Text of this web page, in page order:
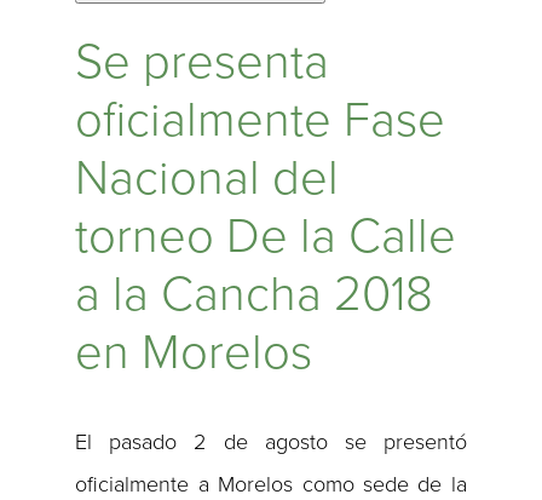
Se presenta
oficialmente Fase
Nacional del
torneo De la Calle
a la Cancha 2018
en Morelos
El pasado 2 de agosto se presentó
oficialmente a Morelos como sede de la